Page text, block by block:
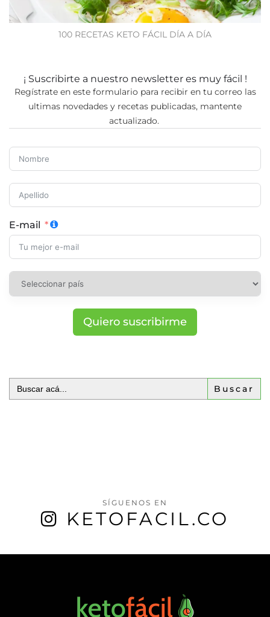
100 RECETAS KETO FÁCIL DÍA A DÍA
¡ Suscribirte a nuestro newsletter es muy fácil !
Regístrate en este formulario para recibir en tu correo las
ultimas novedades y recetas publicadas, mantente
actualizado.
E-mail
Quiero suscribirme
Buscar:
SÍGUENOS EN
KETOFACIL.CO